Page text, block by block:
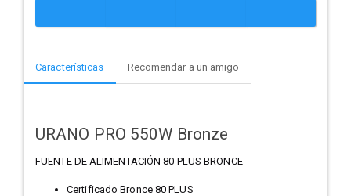
Características Recomendar a un amigo
URANO PRO 550W Bronze
FUENTE DE ALIMENTACIÓN 80 PLUS BRONCE
Certificado Bronce 80 PLUS